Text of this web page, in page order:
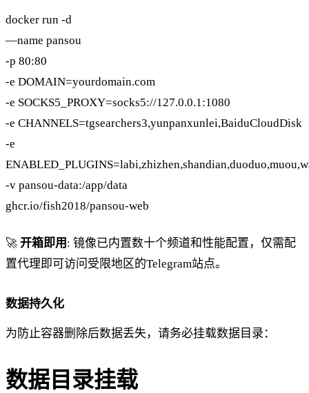
docker run -d
—name pansou
-p 80:80
-e DOMAIN=yourdomain.com
-e SOCKS5_PROXY=socks5://127.0.0.1:1080
-e CHANNELS=tgsearchers3,yunpanxunlei,BaiduCloudDisk
-e
-v pansou-data:/app/data
ghcr.io/fish2018/pansou-web
🚀 开箱即用 : 镜像已内置数十个频道和性能配置，仅需配
置代理即可访问受限地区的Telegram站点。
数据持久化
为防止容器删除后数据丢失，请务必挂载数据目录：
数据目录挂载